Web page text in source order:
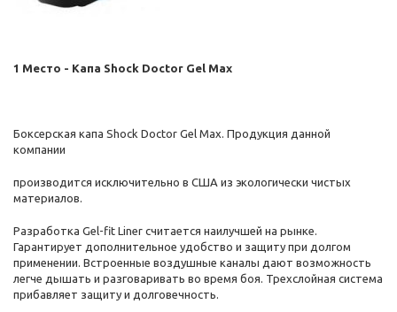
1 Место - Капа Shock Doctor Gel Max
Боксерская капа Shock Doctor Gel Max. Продукция данной
компании
производится исключительно в США из экологически чистых
материалов.
Разработка Gel-fit Liner считается наилучшей на рынке.
Гарантирует дополнительное удобство и защиту при долгом
применении. Встроенные воздушные каналы дают возможность
легче дышать и разговаривать во время боя. Трехслойная система
прибавляет защиту и долговечность.